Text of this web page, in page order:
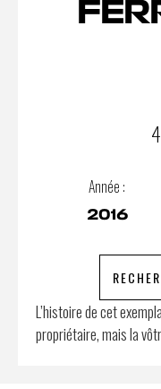
Année :
2016
L’histoire de cet
propriétaire, mais la